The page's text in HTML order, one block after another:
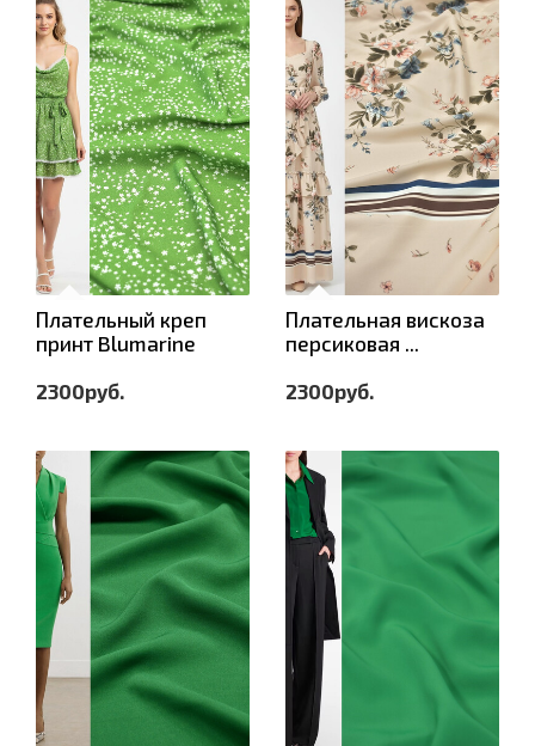
Плательный креп
принт Blumarine
2300руб.
Плательная вискоза
персиковая ...
2300руб.